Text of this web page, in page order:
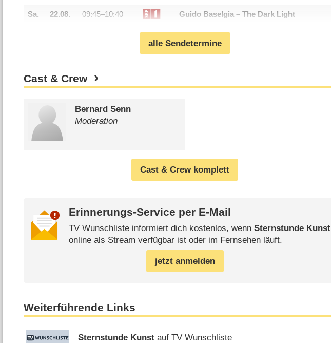
Sa. 22.08. 09:45–10:40 Guido Baselgia – The Dark Light
alle Sendetermine
Cast & Crew
Bernard Senn
Moderation
Cast & Crew komplett
Erinnerungs-Service per E-Mail
TV Wunschliste informiert dich kostenlos, wenn Sternstunde Kunst
online als Stream verfügbar ist oder im Fernsehen läuft.
jetzt anmelden
Weiterführende Links
Sternstunde Kunst auf TV Wunschliste